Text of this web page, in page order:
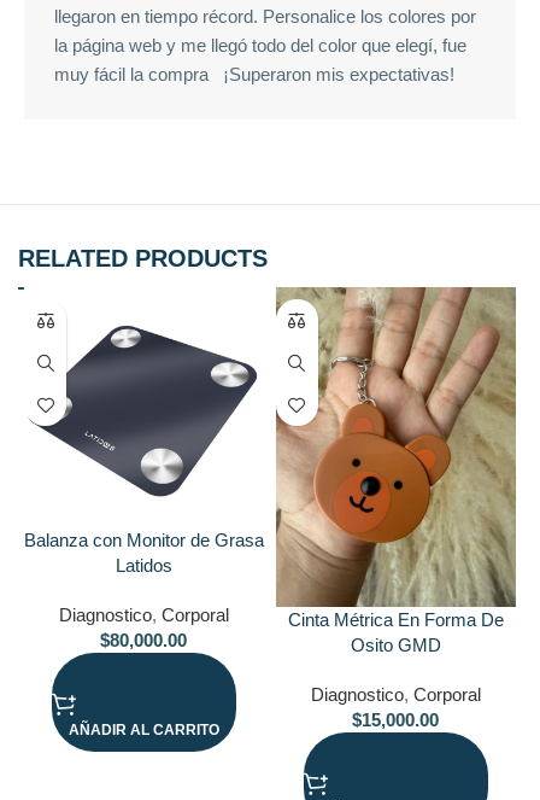
llegaron en tiempo récord. Personalice los colores por
la página web y me llegó todo del color que elegí, fue
muy fácil la compra ¡Superaron mis expectativas!
RELATED PRODUCTS
Balanza con Monitor de Grasa
Latidos
Diagnostico, Corporal
$80,000.00
AÑADIR AL CARRITO
Cinta Métrica En Forma De
Osito GMD
Diagnostico, Corporal
$15,000.00